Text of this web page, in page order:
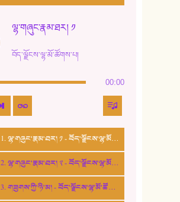
15. ཤམ་པ་ལ་ཡི་སྲས་མོ།
16. ལྷ་བུ་དར་བུ།
17. ང་བོད་པ་ཡིན། - ཕུར་བུ་རྣམ་རྒྱལ།
18. ང་ལ་བྱམས་པའི་ཨ་མ།
19. ཆ་རྐྱེན་མེད་པའི་སེམས།
ལྷ་གཞུང་རྣམ་ཐར། ༡
བོད་ལྗོངས་ལྷ་མོ་ཚོགས་པ།
00:00
1. ལྷ་གཞུང་རྣམ་ཐར། ༡ - བོད་ལྗོངས་ལྷ་མོ་ཚོགས་པ།
2. ལྷ་གཞུང་རྣམ་ཐར། ༢ - བོད་ལྗོངས་ལྷ་མོ་ཚོགས་པ།
3. གཟུགས་ཀྱི་ཉི་མ། - བོད་ལྗོངས་ལྷ་མོ་ཚོགས་པ།